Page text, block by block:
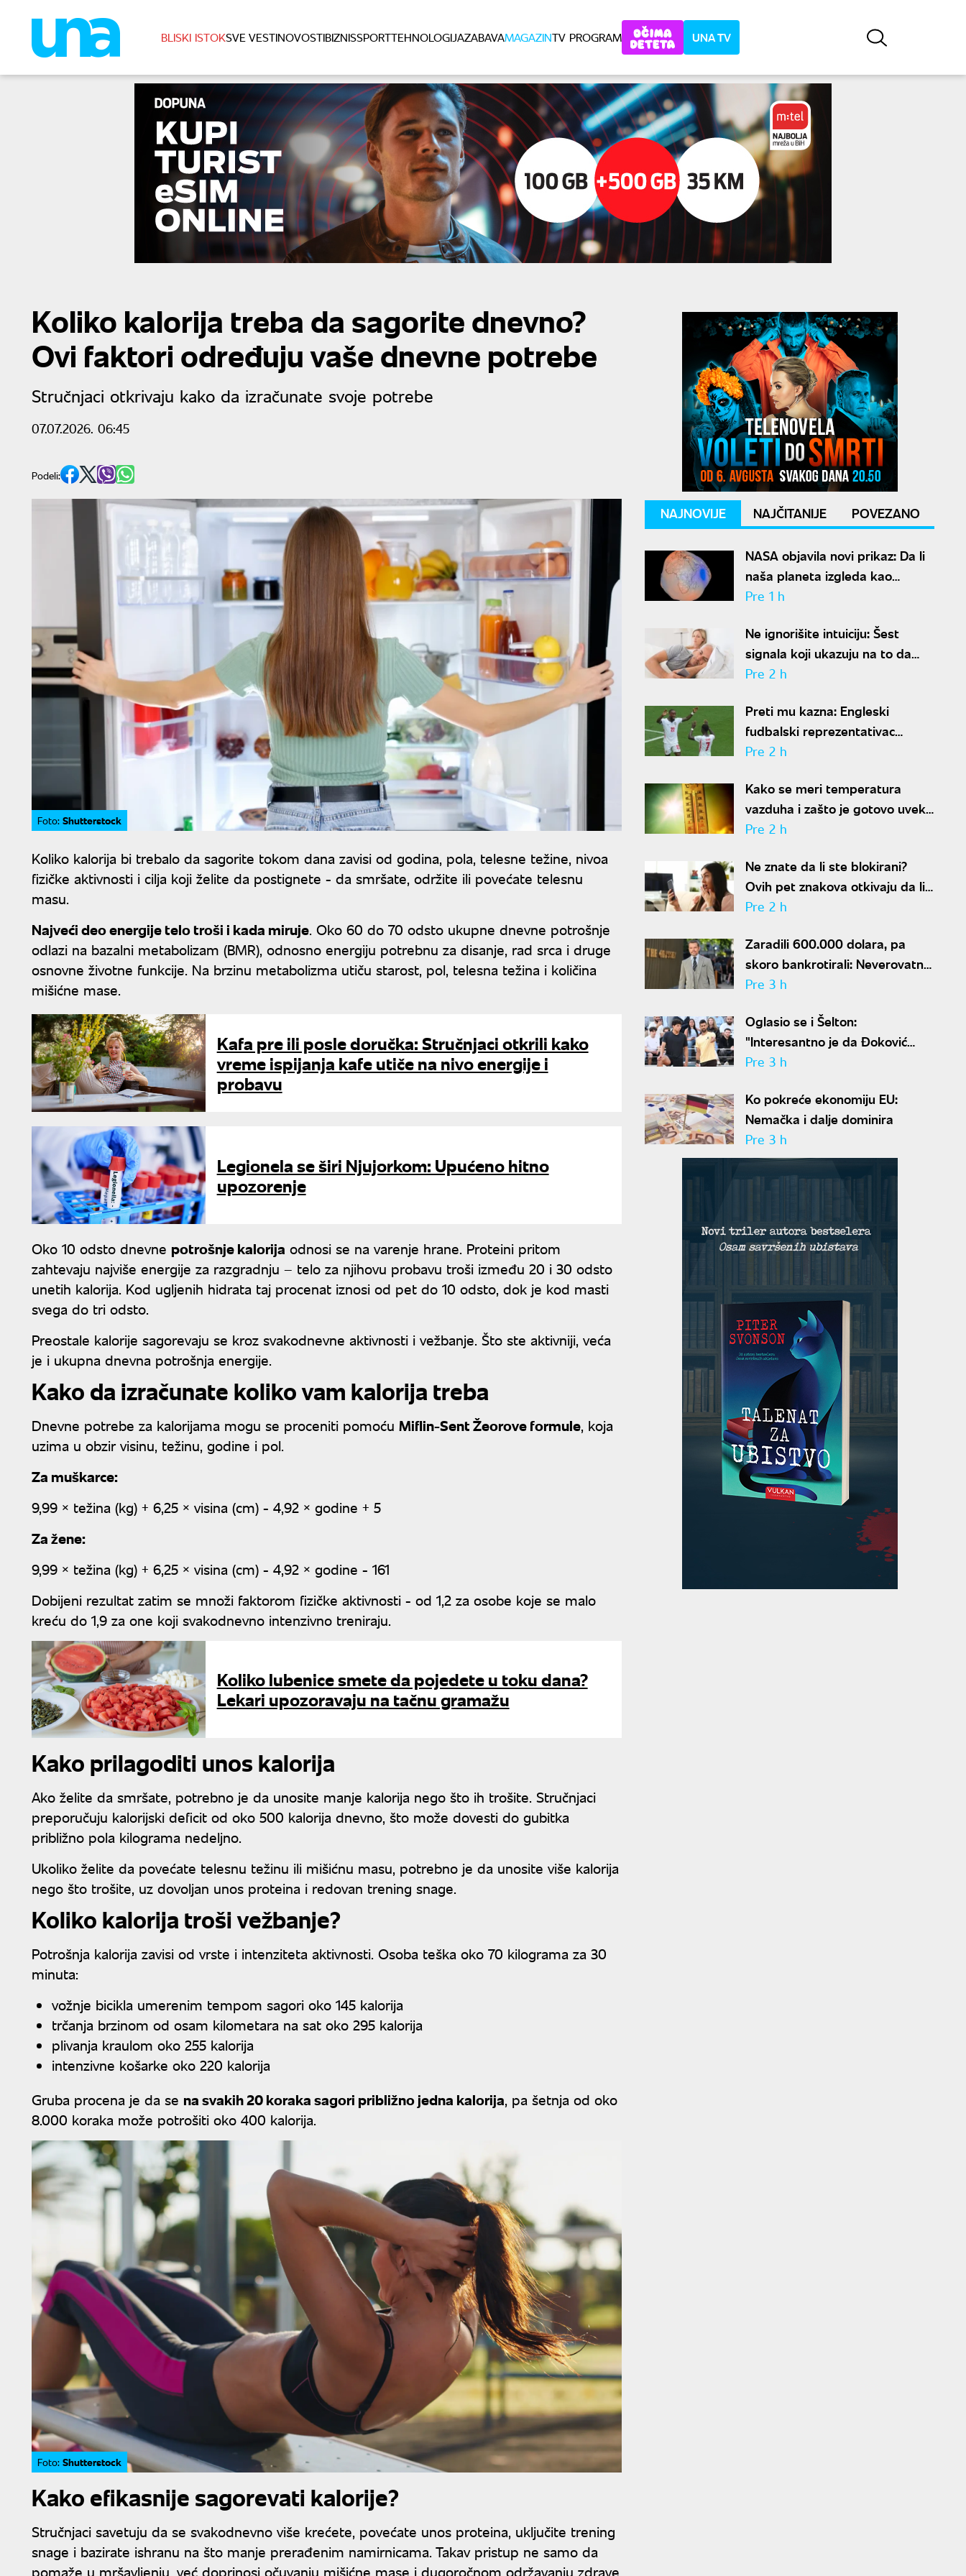
BLISKI ISTOKSVE VESTINOVOSTIBIZNISSPORTTEHNOLOGIJAZABAVAMAGAZINTV PROGRAM UNA TV
Koliko kalorija treba da sagorite dnevno?
Ovi faktori određuju vaše dnevne potrebe
Stručnjaci otkrivaju kako da izračunate svoje potrebe
07.07.2026. 06:45
Podeli:
Foto: Shutterstock
Koliko kalorija bi trebalo da sagorite tokom dana zavisi od godina, pola, telesne težine, nivoa
fizičke aktivnosti i cilja koji želite da postignete - da smršate, održite ili povećate telesnu
masu.
Najveći deo energije telo troši i kada miruje. Oko 60 do 70 odsto ukupne dnevne potrošnje
odlazi na bazalni metabolizam (BMR), odnosno energiju potrebnu za disanje, rad srca i druge
osnovne životne funkcije. Na brzinu metabolizma utiču starost, pol, telesna težina i količina
mišićne mase.
Kafa pre ili posle doručka: Stručnjaci otkrili kako
vreme ispijanja kafe utiče na nivo energije i
probavu
Legionela se širi Njujorkom: Upućeno hitno
upozorenje
Oko 10 odsto dnevne potrošnje kalorija odnosi se na varenje hrane. Proteini pritom
zahtevaju najviše energije za razgradnju – telo za njihovu probavu troši između 20 i 30 odsto
unetih kalorija. Kod ugljenih hidrata taj procenat iznosi od pet do 10 odsto, dok je kod masti
svega do tri odsto.
Preostale kalorije sagorevaju se kroz svakodnevne aktivnosti i vežbanje. Što ste aktivniji, veća
je i ukupna dnevna potrošnja energije.
Kako da izračunate koliko vam kalorija treba
Dnevne potrebe za kalorijama mogu se proceniti pomoću Miflin-Sent Žeorove formule, koja
uzima u obzir visinu, težinu, godine i pol.
Za muškarce:
9,99 × težina (kg) + 6,25 × visina (cm) - 4,92 × godine + 5
Za žene:
9,99 × težina (kg) + 6,25 × visina (cm) - 4,92 × godine - 161
Dobijeni rezultat zatim se množi faktorom fizičke aktivnosti - od 1,2 za osobe koje se malo
kreću do 1,9 za one koji svakodnevno intenzivno treniraju.
Koliko lubenice smete da pojedete u toku dana?
Lekari upozoravaju na tačnu gramažu
Kako prilagoditi unos kalorija
Ako želite da smršate, potrebno je da unosite manje kalorija nego što ih trošite. Stručnjaci
preporučuju kalorijski deficit od oko 500 kalorija dnevno, što može dovesti do gubitka
približno pola kilograma nedeljno.
Ukoliko želite da povećate telesnu težinu ili mišićnu masu, potrebno je da unosite više kalorija
nego što trošite, uz dovoljan unos proteina i redovan trening snage.
Koliko kalorija troši vežbanje?
Potrošnja kalorija zavisi od vrste i intenziteta aktivnosti. Osoba teška oko 70 kilograma za 30
minuta:
vožnje bicikla umerenim tempom sagori oko 145 kalorija
trčanja brzinom od osam kilometara na sat oko 295 kalorija
plivanja kraulom oko 255 kalorija
intenzivne košarke oko 220 kalorija
Gruba procena je da se na svakih 20 koraka sagori približno jedna kalorija, pa šetnja od oko
8.000 koraka može potrošiti oko 400 kalorija.
Foto: Shutterstock
Kako efikasnije sagorevati kalorije?
Stručnjaci savetuju da se svakodnevno više krećete, povećate unos proteina, uključite trening
snage i bazirate ishranu na što manje prerađenim namirnicama. Takav pristup ne samo da
pomaže u mršavljenju, već doprinosi očuvanju mišićne mase i dugoročnom održavanju zdrave
NAJNOVIJE NAJČITANIJE POVEZANO
NASA objavila novi prikaz: Da li
naša planeta izgleda kao
krompir ili kao plavi kliker?
Pre 1 h
Ne ignorišite intuiciju: Šest
signala koji ukazuju na to da
partner krije aferu
Pre 2 h
Preti mu kazna: Engleski
fudbalski reprezentativac
optužen za napad u noćnom
Pre 2 h
Kako se meri temperatura
vazduha i zašto je gotovo uvek
niža od one koju pokazuju naši
Pre 2 h
Ne znate da li ste blokirani?
Ovih pet znakova otkivaju da li
se nalazite na nečijoj "crnoj listi"
Pre 2 h
Zaradili 600.000 dolara, pa
skoro bankrotirali: Neverovatna
ispovest Meta Dejmona o paklu
Pre 3 h
Oglasio se i Šelton:
"Interesantno je da Đoković
predlaže skraćenje mečeva..."
Pre 3 h
Ko pokreće ekonomiju EU:
Nemačka i dalje dominira
Pre 3 h